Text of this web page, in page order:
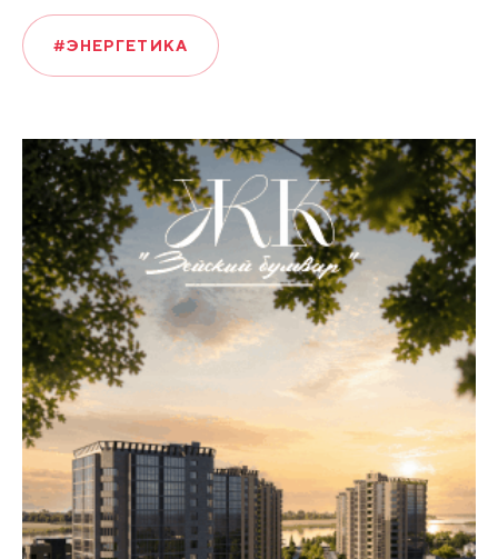
#ЭНЕРГЕТИКА